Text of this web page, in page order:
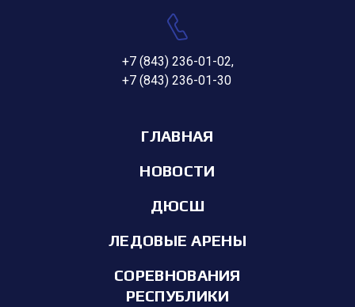
+7 (843) 236-01-02,
+7 (843) 236-01-30
ГЛАВНАЯ
НОВОСТИ
ДЮСШ
ЛЕДОВЫЕ АРЕНЫ
СОРЕВНОВАНИЯ
РЕСПУБЛИКИ